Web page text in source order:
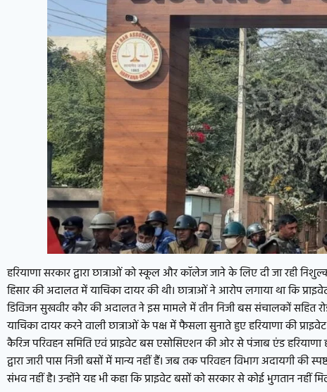
हरियाणा सरकार द्वारा छात्राओं को स्कूल और कॉलेज जाने के लिए दी जा रही
हिसार की अदालत में याचिका दायर की थी। छात्राओं ने आरोप लगाया था कि
डिविजन सुखवीर कौर की अदालत ने इस मामले में तीन निजी बस संचालकों सहित
याचिका दायर करने वाली छात्राओं के पक्ष में फैसला सुनाते हुए हरियाणा की
कैरिज परिवहन समिति एवं प्राइवेट बस एसोसिएशन की ओर से पंजाब एंड हरियाणा
द्वारा जारी पास निजी बसों में मान्य नहीं हैं। जब तक परिवहन विभाग अदायगी की
संभव नहीं है। उन्होंने यह भी कहा कि प्राइवेट बसों को सरकार से कोई भुगतान नहीं